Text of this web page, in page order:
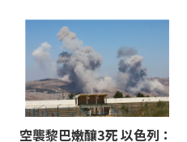
空襲黎巴嫩釀3死 以色列：